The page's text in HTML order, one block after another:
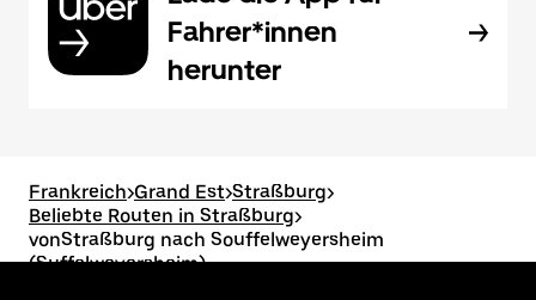
Fahrer*innen
herunter
Frankreich>Grand Est>Straßburg>
Beliebte Routen in Straßburg>
vonStraßburg nach Souffelweyersheim
(Suffelweyersheim)